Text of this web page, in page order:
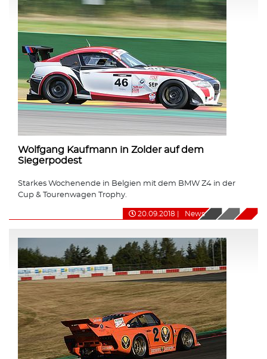
Wolfgang Kaufmann in Zolder auf dem
Siegerpodest
Starkes Wochenende in Belgien mit dem BMW Z4 in der
Cup & Tourenwagen Trophy.
20.09.2018 News